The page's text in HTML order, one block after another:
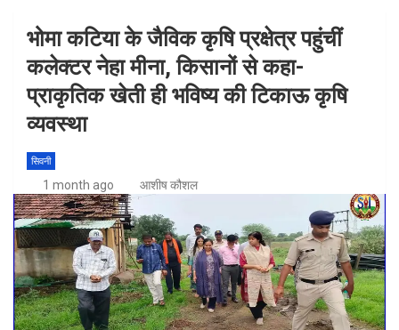
भोमा कटिया के जैविक कृषि प्रक्षेत्र पहुंचीं
कलेक्टर नेहा मीना, किसानों से कहा-
प्राकृतिक खेती ही भविष्य की टिकाऊ कृषि
व्यवस्था
सिवनी
1 month ago आशीष कौशल